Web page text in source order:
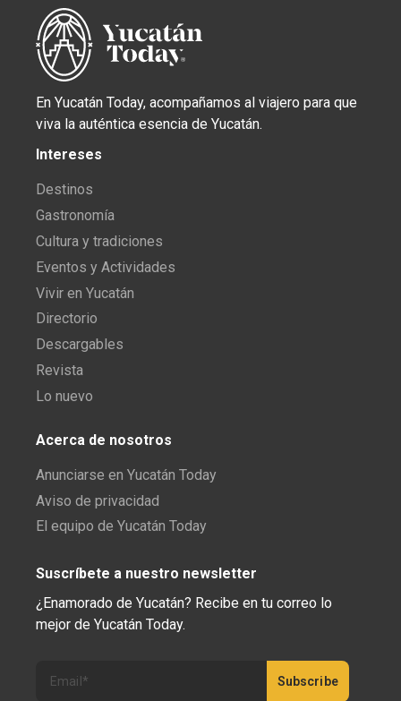
En Yucatán Today, acompañamos al viajero para que
viva la auténtica esencia de Yucatán.
Intereses
Destinos
Gastronomía
Cultura y tradiciones
Eventos y Actividades
Vivir en Yucatán
Directorio
Descargables
Revista
Lo nuevo
Acerca de nosotros
Anunciarse en Yucatán Today
Aviso de privacidad
El equipo de Yucatán Today
Suscríbete a nuestro newsletter
¿Enamorado de Yucatán? Recibe en tu correo lo
mejor de Yucatán Today.